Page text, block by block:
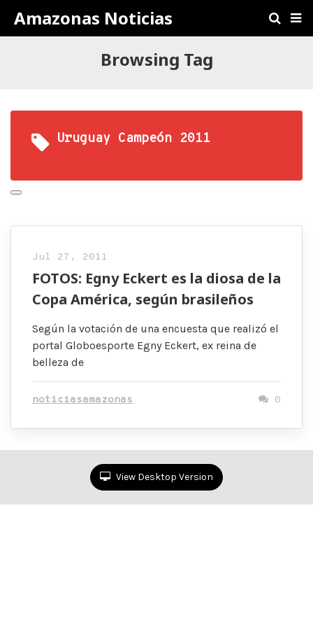
Amazonas Noticias
Browsing Tag
Uruguay Campeón 2011
Jul 27, 2011
FOTOS: Egny Eckert es la diosa de la
Copa América, según brasileños
Según la votación de una encuesta que realizó el
portal Globoesporte Egny Eckert, ex reina de
belleza de
noticiasamazonas 0
View Desktop Version